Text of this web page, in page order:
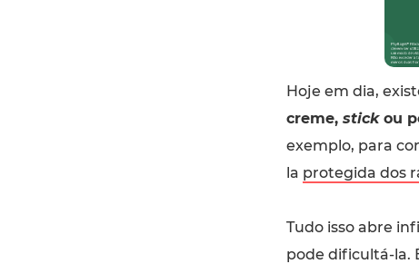
Hoje em dia,
creme, stickou
exemplo, para
la protegida dos
Tudo isso abre
pode dificultá-la.